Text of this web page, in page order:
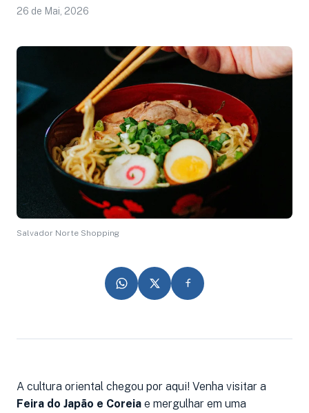
26 de Mai, 2026
Salvador Norte Shopping
A cultura oriental chegou por aqui! Venha visitar a
Feira do Japão e Coreia e mergulhar em uma